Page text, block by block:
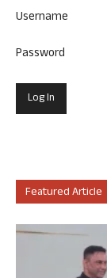
Username
Password
Featured Article